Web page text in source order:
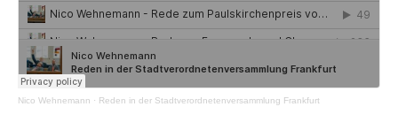
Nico Wehnemann · Reden in der Stadtverordnetenversammlung Frankfurt